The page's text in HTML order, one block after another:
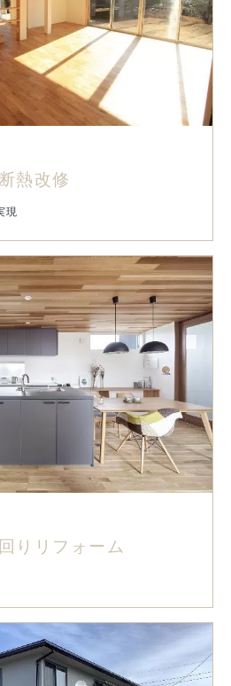
熱改修
現
りリフォーム